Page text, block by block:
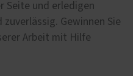
Seite und erledigen
Gewinnen Sie
Arbeit mit Hilfe